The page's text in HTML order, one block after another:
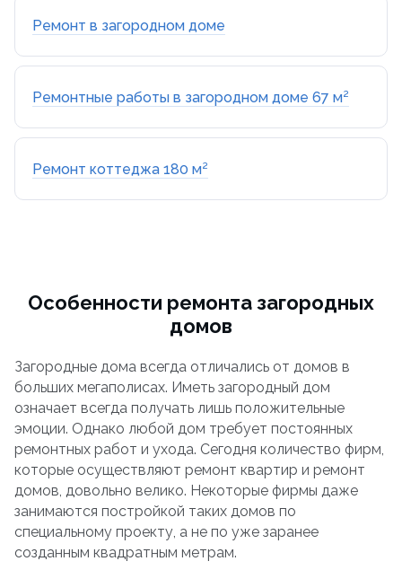
Ремонт в загородном доме
Ремонтные работы в загородном доме 67 м²
Ремонт коттеджа 180 м²
Особенности ремонта загородных
домов
Загородные дома всегда отличались от домов в
больших мегаполисах. Иметь загородный дом
означает всегда получать лишь положительные
эмоции. Однако любой дом требует постоянных
ремонтных работ и ухода. Сегодня количество фирм,
которые осуществляют ремонт квартир и ремонт
домов, довольно велико. Некоторые фирмы даже
занимаются постройкой таких домов по
специальному проекту, а не по уже заранее
созданным квадратным метрам.